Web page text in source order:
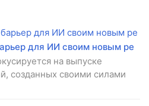
для ИИ своим новым ре
на выпуске
созданных своими силами